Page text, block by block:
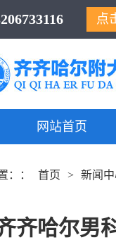
点
网站首页
：： 首页 > 新闻
齐哈尔男